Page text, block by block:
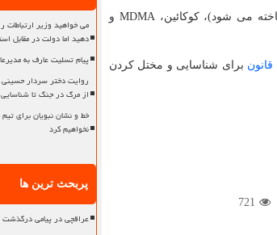
به گزارش خبرگزاری شینهوا، در مجموع بیش از ۱۶.۵ تن متامفتامین (که به عنوان متیل آمفتامین نیز شناخته می شود)، کوکائین، MDMA و
قانون برای شناسایی و مختل کردن
721
می خواهید وزیر ارتباطات
دهید اما دولت در مقابل
پیام تسلیت عارف به
روایت دختر سردار
از مرگ در جنگ تا شناسایی
خط و نشان نبویان برای تیم
نخواهیم کرد
پربحث ترین ها
عراقچی در پیامی درگذشت